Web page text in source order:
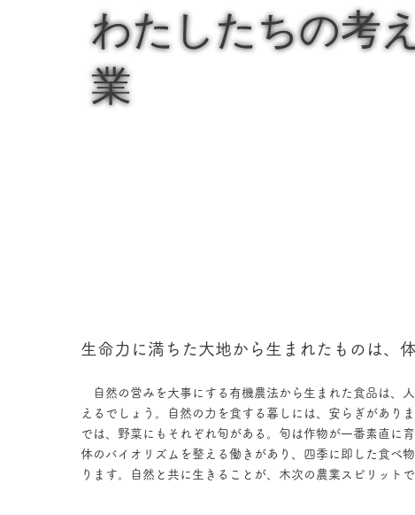
わたしたちの考
業
生命力に満ちた大地から生まれたものは、体
自然の営みを大事にする有機農法から生まれた食品は、
えるでしょう。自然の力を食する暮しには、安らぎがあり
では、野菜にもそれぞれ旬がある。旬は作物が一番素直に
体のバイオリズムを整える働きがあり、四季に即した食べ
ります。自然と共に生きることが、木次の農業スピリットで